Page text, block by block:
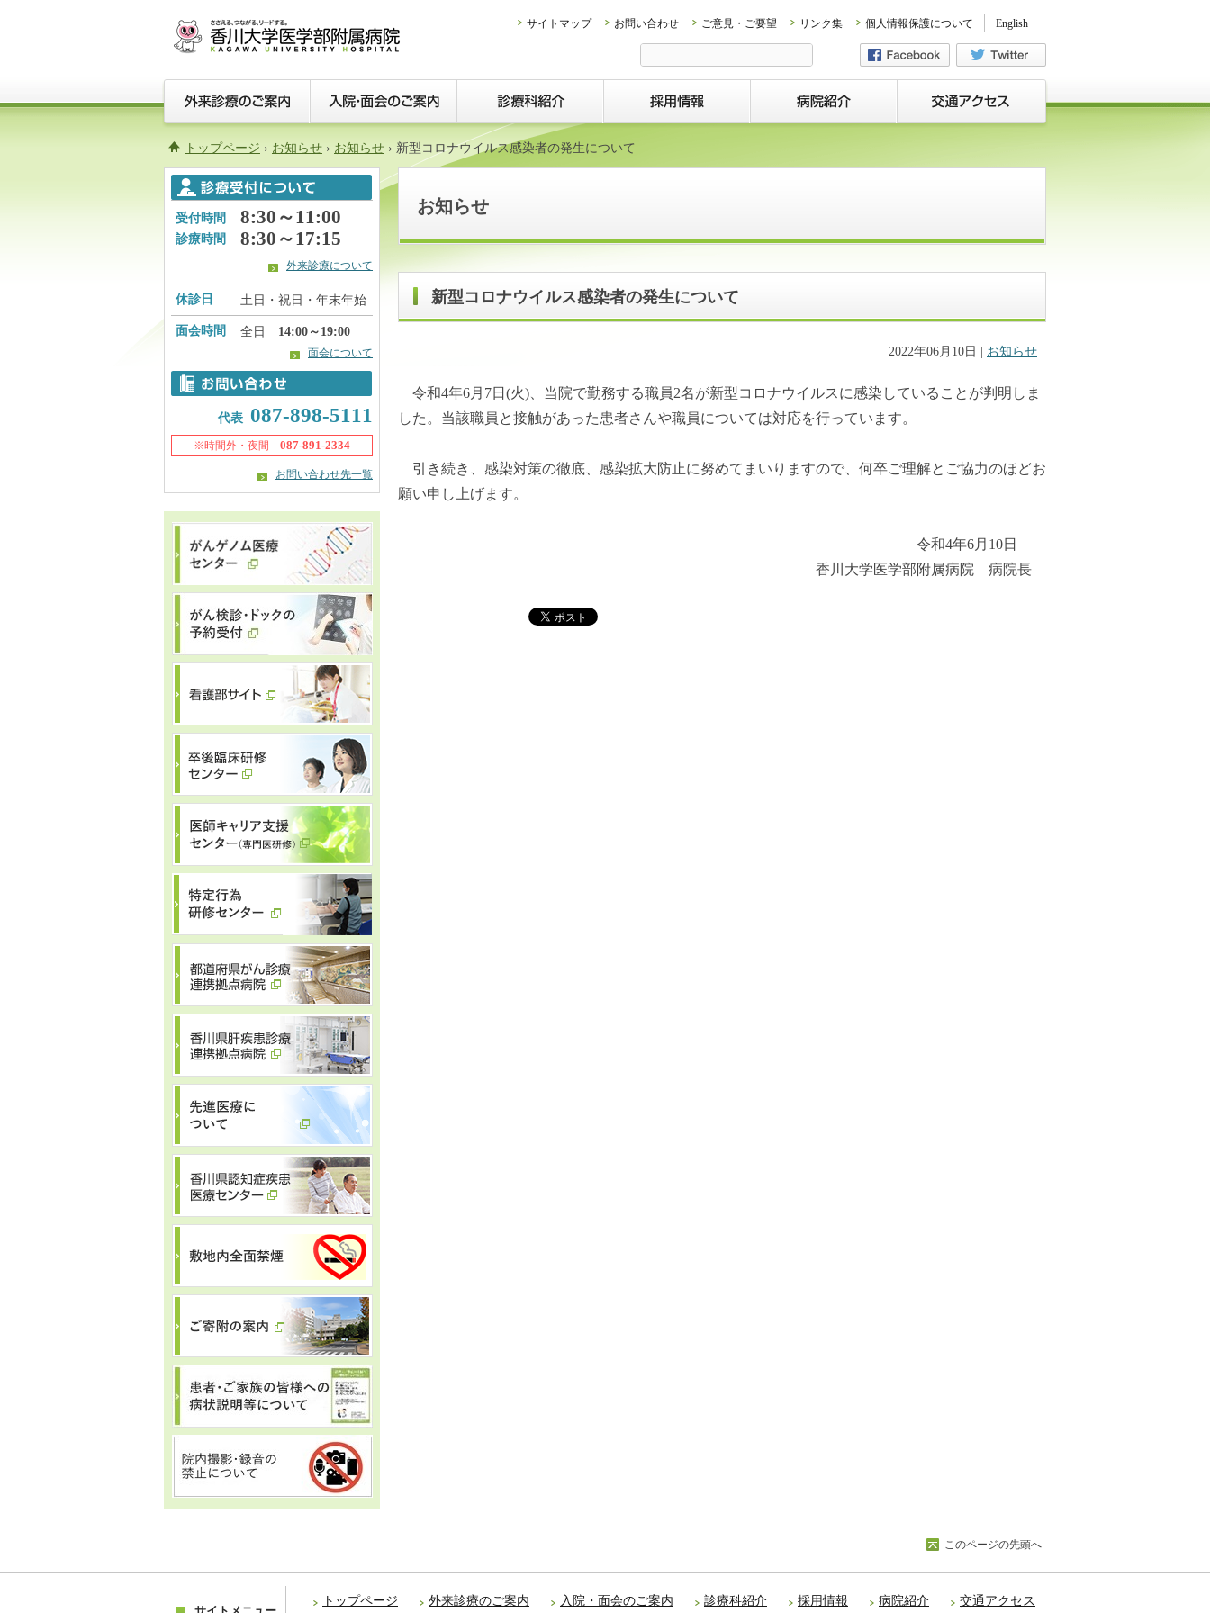
サイトマップ お問い合わせ ご意見・ご要望 リンク集 個人情報保護について English
トップページ › お知らせ › お知らせ › 新型コロナウイルス感染者の発生について
お知らせ
新型コロナウイルス感染者の発生について
2022年06月10日 お知らせ
令和4年6月7日(火)、当院で勤務する職員2名が新型コロナウイルスに感染していることが判明しま
した。当該職員と接触があった患者さんや職員については対応を行っています。
引き続き、感染対策の徹底、感染拡大防止に努めてまいりますので、何卒ご理解とご協力のほどお
願い申し上げます。
令和4年6月10日
香川大学医学部附属病院 病院長
受付時間 8:30～11:00
診療時間 8:30～17:15
外来診療について
休診日 土日・祝日・年末年始
面会時間 全日 14:00～19:00
面会について
代表 087-898-5111
※時間外・夜間 087-891-2334
お問い合わせ先一覧
このページの先頭へ
トップページ 外来診療のご案内 入院・面会のご案内 診療科紹介 採用情報 病院紹介 交通アクセス